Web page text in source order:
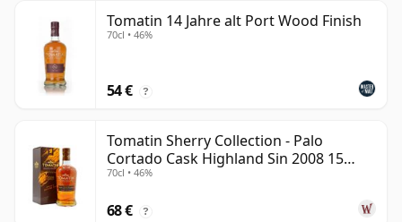
Tomatin 14 Jahre alt Port Wood Finish
70cl • 46%
54 € ?
Tomatin Sherry Collection - Palo
Cortado Cask Highland Sin 2008 15
Jahre alt
70cl • 46%
68 € ?